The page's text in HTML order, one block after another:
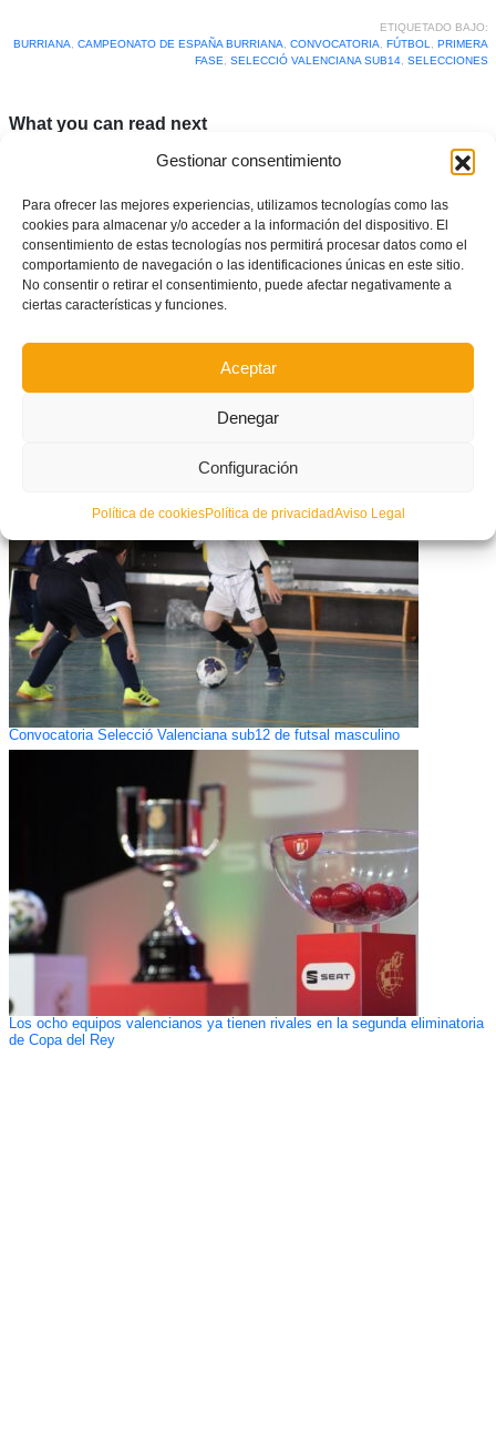
Gestionar consentimiento
Para ofrecer las mejores experiencias, utilizamos tecnologías como las
cookies para almacenar y/o acceder a la información del dispositivo. El
consentimiento de estas tecnologías nos permitirá procesar datos como el
comportamiento de navegación o las identificaciones únicas en este sitio.
No consentir o retirar el consentimiento, puede afectar negativamente a
ciertas características y funciones.
Aceptar
Denegar
Configuración
Política de cookiesPolítica de privacidadAviso Legal
ETIQUETADO BAJO:
BURRIANA, CAMPEONATO DE ESPAÑA BURRIANA, CONVOCATORIA, FÚTBOL, PRIMERA
FASE, SELECCIÓ VALENCIANA SUB14, SELECCIONES
What you can read next
Alboraya, Levante y Villarreal, a la espera del sorteo de Octavos de Final
Convocatoria Selecció Valenciana sub12 de futsal masculino
Los ocho equipos valencianos ya tienen rivales en la segunda eliminatoria
de Copa del Rey